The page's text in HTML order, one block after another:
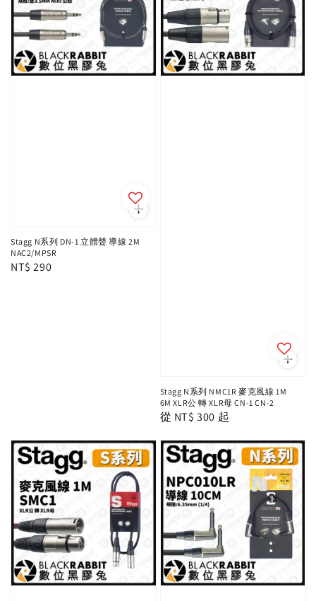
Stagg N系列 DN-1 立體聲 導線 2M
NAC2/MPSR
Regular
NT$ 290
Stagg N系列 NMC1R 麥克風線 1M
6M XLR公 轉 XLR母 CN-1 CN-2
Regular
從 NT$ 300 起